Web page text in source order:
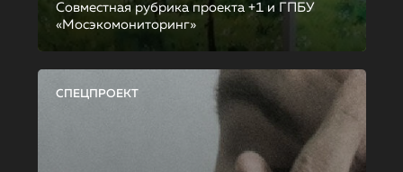
Совместная рубрика проекта +1 и ГПБУ
«Мосэкомониторинг»
СПЕЦПРОЕКТ